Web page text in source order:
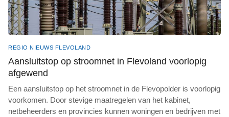
REGIO NIEUWS FLEVOLAND
Aansluitstop op stroomnet in Flevoland voorlopig
afgewend
Een aansluitstop op het stroomnet in de Flevopolder is voorlopig
voorkomen. Door stevige maatregelen van het kabinet,
netbeheerders en provincies kunnen woningen en bedrijven met